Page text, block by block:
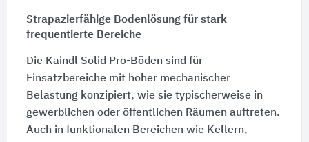
Strapazierfähige Bodenlösung für stark
frequentierte Bereiche
Die Kaindl Solid Pro-Böden sind für
Einsatzbereiche mit hoher mechanischer
Belastung konzipiert, wie sie typischerweise in
gewerblichen oder öffentlichen Räumen auftreten.
Auch in funktionalen Bereichen wie Kellern,